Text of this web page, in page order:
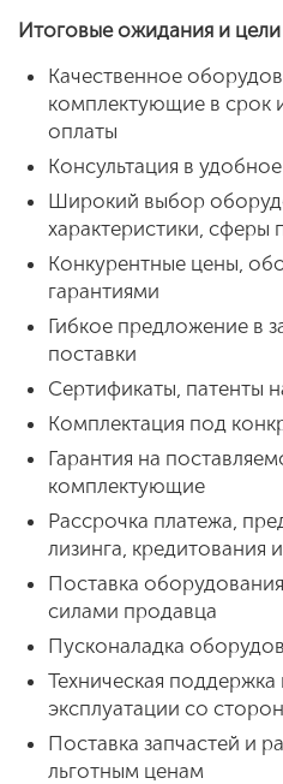
Итоговые ожидания и цели
Качественное
комплектующие в срок
оплаты
Консультация в
Широкий выбор
характеристики, сферы
Конкурентные цены,
гарантиями
Гибкое предложение в
поставки
Сертификаты, патенты
Комплектация под
Гарантия на
комплектующие
Рассрочка платежа,
лизинга, кредитования
Поставка
силами продавца
Пусконаладка
Техническая поддержка
эксплуатации со
Поставка запчастей и
льготным ценам